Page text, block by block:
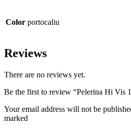
Color portocaliu
Reviews
There are no reviews yet.
Be the first to review “Pelerina Hi Vis
Your email address will not be
marked